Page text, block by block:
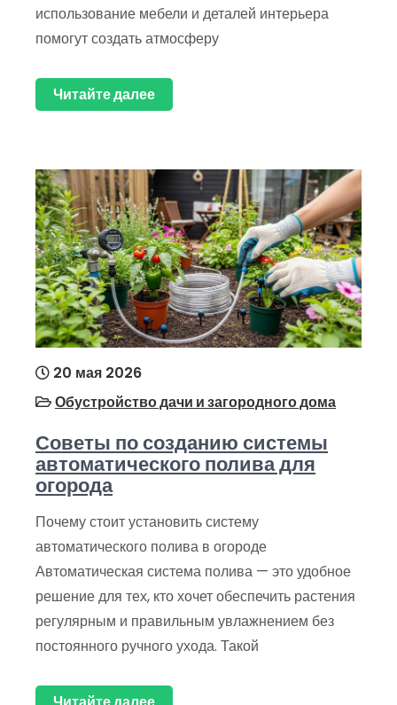
использование мебели и деталей интерьера
помогут создать атмосферу
Читайте далее
20 мая 2026
Обустройство дачи и загородного дома
Советы по созданию системы
автоматического полива для
огорода
Почему стоит установить систему
автоматического полива в огороде
Автоматическая система полива — это удобное
решение для тех, кто хочет обеспечить растения
регулярным и правильным увлажнением без
постоянного ручного ухода. Такой